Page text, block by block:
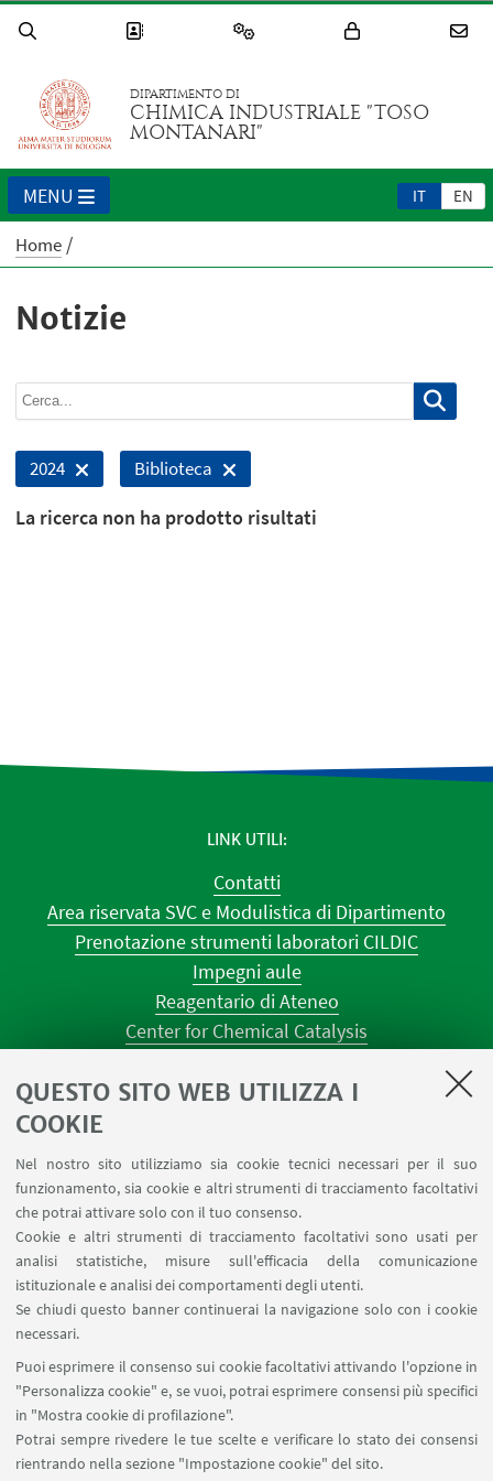
QUESTO SITO WEB UTILIZZA I
COOKIE
Nel nostro sito utilizziamo sia cookie tecnici necessari per il suo
funzionamento, sia cookie e altri strumenti di tracciamento facoltativi
che potrai attivare solo con il tuo consenso.
Cookie e altri strumenti di tracciamento facoltativi sono usati per
analisi statistiche, misure sull'efficacia della comunicazione
istituzionale e analisi dei comportamenti degli utenti.
Se chiudi questo banner continuerai la navigazione solo con i cookie
necessari.
Puoi esprimere il consenso sui cookie facoltativi attivando l'opzione in
"Personalizza cookie" e, se vuoi, potrai esprimere consensi più specifici
in "Mostra cookie di profilazione".
Potrai sempre rivedere le tue scelte e verificare lo stato dei consensi
rientrando nella sezione "Impostazione cookie" del sito.
DIPARTIMENTO DI
CHIMICA INDUSTRIALE "TOSO
MONTANARI"
IT EN
MENU
Home
Notizie
2024 Biblioteca
La ricerca non ha prodotto risultati
LINK UTILI
Contatti
Area riservata SVC e Modulistica di Dipartimento
Prenotazione strumenti laboratori CILDIC
Impegni aule
Reagentario di Ateneo
Center for Chemical Catalysis
AULE U.E. 4 NAVILE
Prenotazione NMR Navile
Prenotazione strumenti del Dipartimento CHIMIND
SEGUI IL DIPARTIMENTO SU:
SEGUI UNIBO SU:
APP: